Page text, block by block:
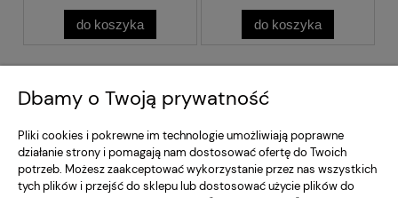
do koszyka do koszyka
Dostawa i Płatność
Dbamy o Twoją prywatność
Pliki cookies i pokrewne im technologie umożliwiają poprawne
działanie strony i pomagają nam dostosować ofertę do Twoich
potrzeb. Możesz zaakceptować wykorzystanie przez nas wszystkich
tych plików i przejść do sklepu lub dostosować użycie plików do